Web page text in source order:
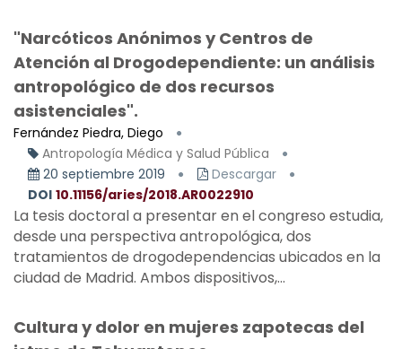
"Narcóticos Anónimos y Centros de
Atención al Drogodependiente: un análisis
antropológico de dos recursos
asistenciales".
Fernández Piedra, Diego
Antropología Médica y Salud Pública
20 septiembre 2019
Descargar
DOI 10.11156/aries/2018.AR0022910
La tesis doctoral a presentar en el congreso estudia,
desde una perspectiva antropológica, dos
tratamientos de drogodependencias ubicados en la
ciudad de Madrid. Ambos dispositivos,...
Cultura y dolor en mujeres zapotecas del